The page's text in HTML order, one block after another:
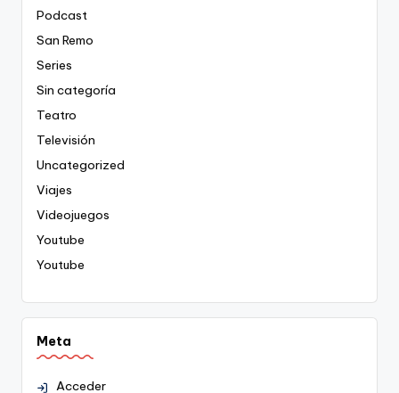
Podcast
San Remo
Series
Sin categoría
Teatro
Televisión
Uncategorized
Viajes
Videojuegos
Youtube
Youtube
Meta
Acceder